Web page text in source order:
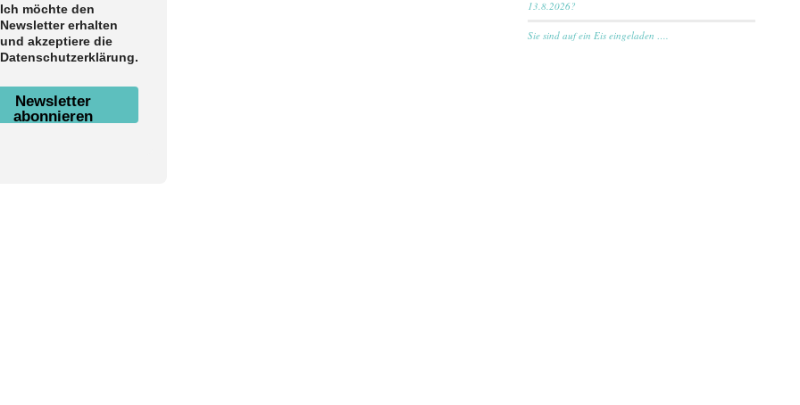
Ich möchte den
Newsletter erhalten
und akzeptiere die
Datenschutzerklärung.
Newsletter
abonnieren
13.8.2026?
Sie sind auf ein Eis eingeladen ….